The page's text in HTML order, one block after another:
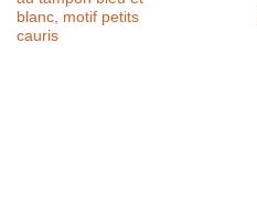
blanc, motif petits
cauris